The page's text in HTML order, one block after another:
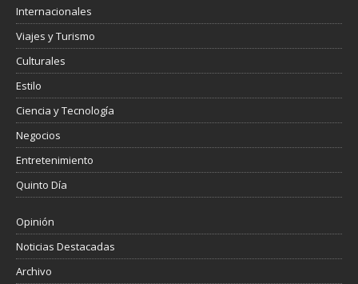
Internacionales
Viajes y Turismo
Culturales
Estilo
Ciencia y Tecnología
Negocios
Entretenimiento
Quinto Día
Opinión
Noticias Destacadas
Archivo